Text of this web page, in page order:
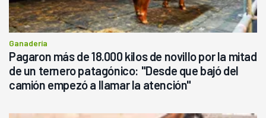
Ganadería
Pagaron más de 18.000 kilos de novillo por la mitad
de un ternero patagónico: "Desde que bajó del
camión empezó a llamar la atención"